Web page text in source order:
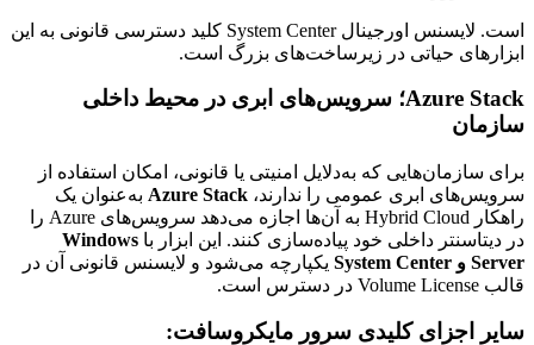
است. لایسنس اورجینال System Center کلید دسترسی قانونی به این
ابزارهای حیاتی در زیرساخت‌های بزرگ است.
Azure Stack؛ سرویس‌های ابری در محیط داخلی
سازمان
برای سازمان‌هایی که به‌دلایل امنیتی یا قانونی، امکان استفاده از
سرویس‌های ابری عمومی را ندارند، Azure Stack به‌عنوان یک
راهکار Hybrid Cloud به آن‌ها اجازه می‌دهد سرویس‌های Azure را
در دیتاسنتر داخلی خود پیاده‌سازی کنند. این ابزار با Windows
Server و System Center
یکپارچه می‌شود و لایسنس قانونی آن در
قالب Volume License در دسترس است.
سایر اجزای کلیدی سرور مایکروسافت: